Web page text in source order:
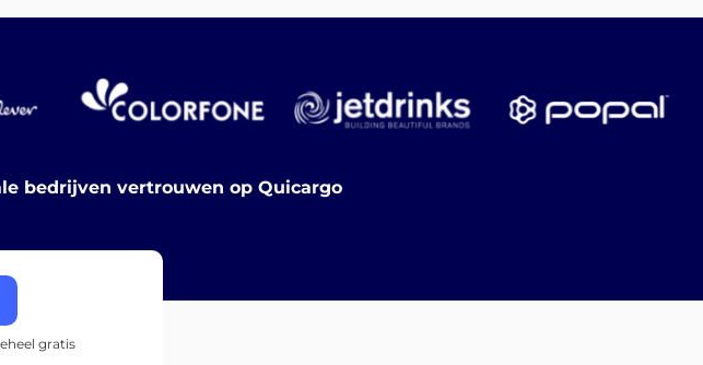
bedrijven vertrouwen op Quicargo
gratis